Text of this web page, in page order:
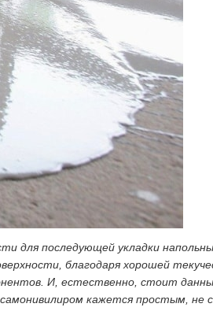
для последующей укладки
благодаря хорошей
И, естественно, стоит
самонивилиром кажется простым,